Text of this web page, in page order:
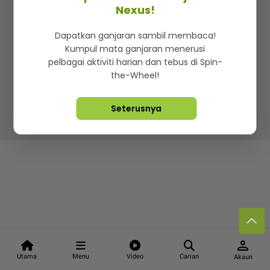
Utama Menu Video Carian
person
Akaun
Iklan di SMG360
Terma & Syarat Dasar Privasi
Lebih hot, viral dan sensasi
Hakcipta Terpelihara ©2026. Star Media Group Berhad
Nexus!
Dapatkan ganjaran sambil membaca!
Kumpul mata ganjaran menerusi
pelbagai aktiviti harian dan tebus di Spin-
the-Wheel!
Seterusnya